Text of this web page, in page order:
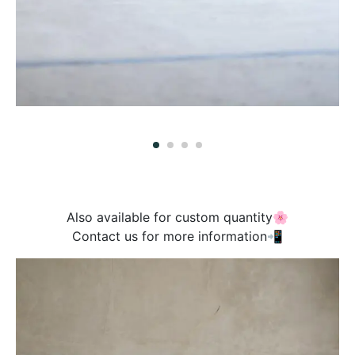
Also available for custom quantity🌸
Contact us for more information📲